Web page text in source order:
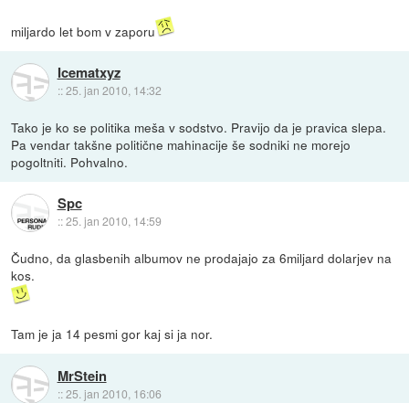
miljardo let bom v zaporu
Icematxyz
::25. jan 2010, 14:32
Tako je ko se politika meša v sodstvo. Pravijo da je pravica slepa.
Pa vendar takšne politične mahinacije še sodniki ne morejo
pogoltniti. Pohvalno.
Spc
::25. jan 2010, 14:59
Čudno, da glasbenih albumov ne prodajajo za 6miljard dolarjev na
kos.
Tam je ja 14 pesmi gor kaj si ja nor.
MrStein
::25. jan 2010, 16:06